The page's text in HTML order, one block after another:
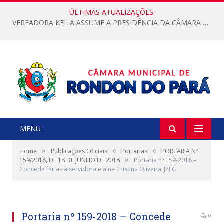
ÚLTIMAS ATUALIZAÇÕES:
VEREADORA KEILA ASSUME A PRESIDÊNCIA DA CÂMARA MUNICIPAL.
MENU
Home » Publicações Oficiais » Portarias »
PORTARIA Nº
159/2018, DE 18 DE JUNHO DE 2018 »
Portaria nº 159-2018 –
Concede férias à servidora elaine Cristina Oliveira_JPEG
Portaria nº 159-2018 – Concede
0